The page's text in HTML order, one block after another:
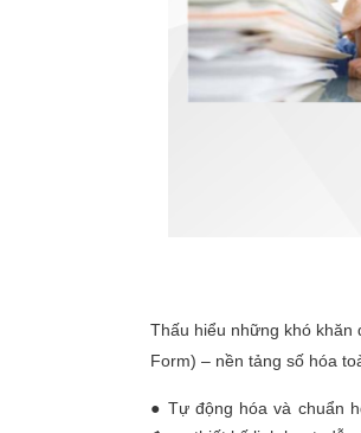
Thấu hiểu những khó khăn
Form) – nền tảng số hóa
● Tự động hóa và chuẩn